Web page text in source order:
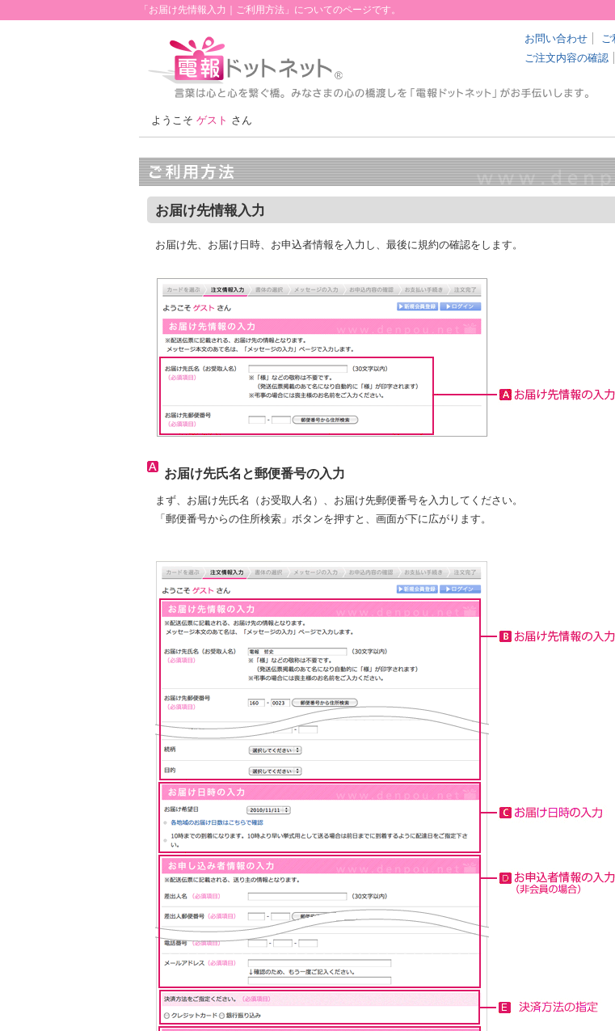
「お届け先情報入力｜ご利用方法」についてのページです。
お問い合わせ ご
ご注文内容の確認
ようこそ ゲスト さん
お届け先情報入力
お届け先、お届け日時、お申込者情報を入力し、最後に規約の確認をします。
お届け先氏名と郵便番号の入力
まず、お届け先氏名（お受取人名）、お届け先郵便番号を入力してください。
「郵便番号からの住所検索」ボタンを押すと、画面が下に広がります。